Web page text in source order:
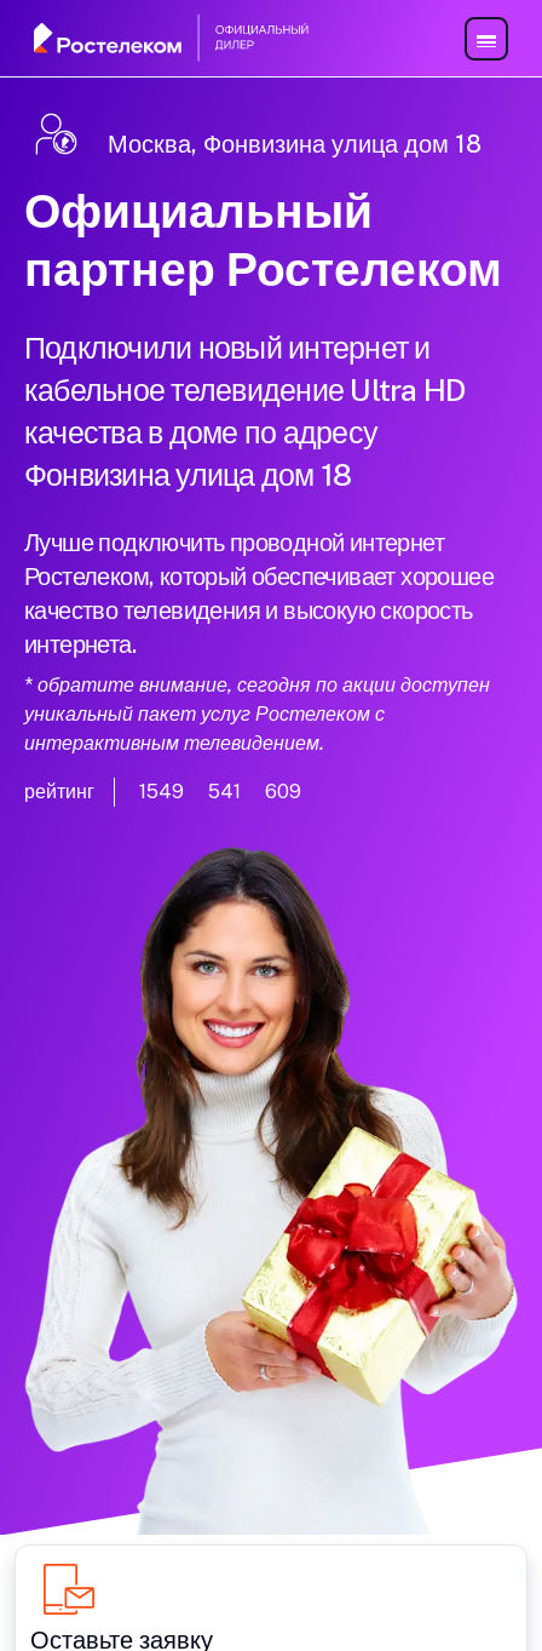
Москва, Фонвизина улица дом 18
Официальный
партнер Ростелеком
Подключили новый интернет и
кабельное телевидение Ultra HD
качества в доме по адресу
Фонвизина улица дом 18
Лучше подключить проводной интернет
Ростелеком, который обеспечивает хорошее
качество телевидения и высокую скорость
интернета.
* обратите внимание, сегодня по акции доступен
уникальный пакет услуг Ростелеком с
интерактивным телевидением.
рейтинг 1549 541 609
Оставьте заявку